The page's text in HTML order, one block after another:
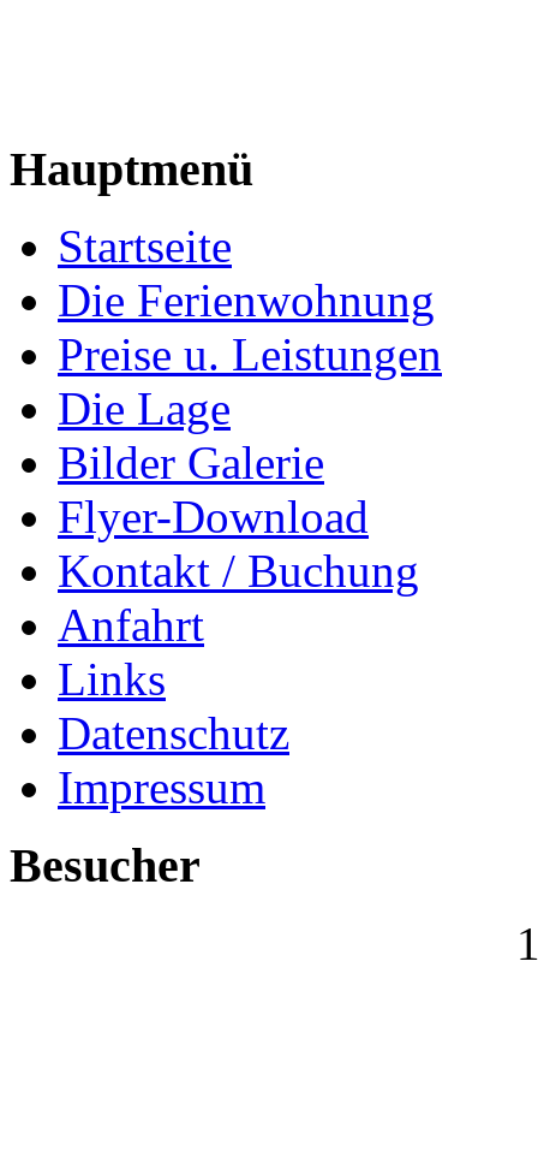
Hauptmenü
Startseite
Die Ferienwohnung
Preise u. Leistungen
Die Lage
Bilder Galerie
Flyer-Download
Kontakt / Buchung
Anfahrt
Links
Datenschutz
Impressum
Besucher